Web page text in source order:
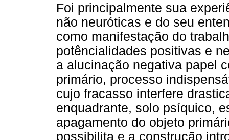
Foi principalmente sua
não neuróticas e do seu
como manifestação do
potêncialidades positivas e
a alucinação negativa papel
primário, processo
cujo fracasso interfere
enquadrante, solo psíquico,
apagamento do objeto
possibilita e a construção